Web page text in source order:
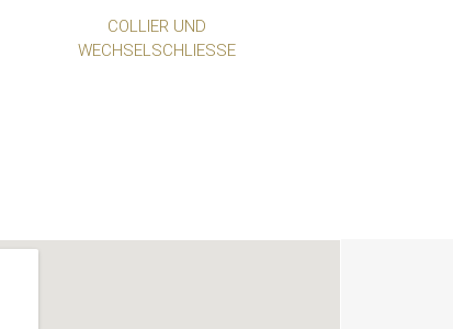
COLLIER UND
WECHSELSCHLIESSE